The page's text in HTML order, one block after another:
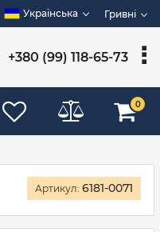
Українська Гривні
+380 (99) 118-65-73
0
Артикул: 6181-0071